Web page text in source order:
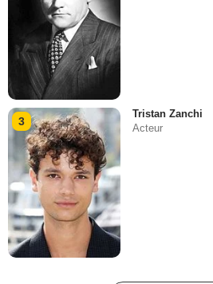
3
Tristan Zanchi
Acteur